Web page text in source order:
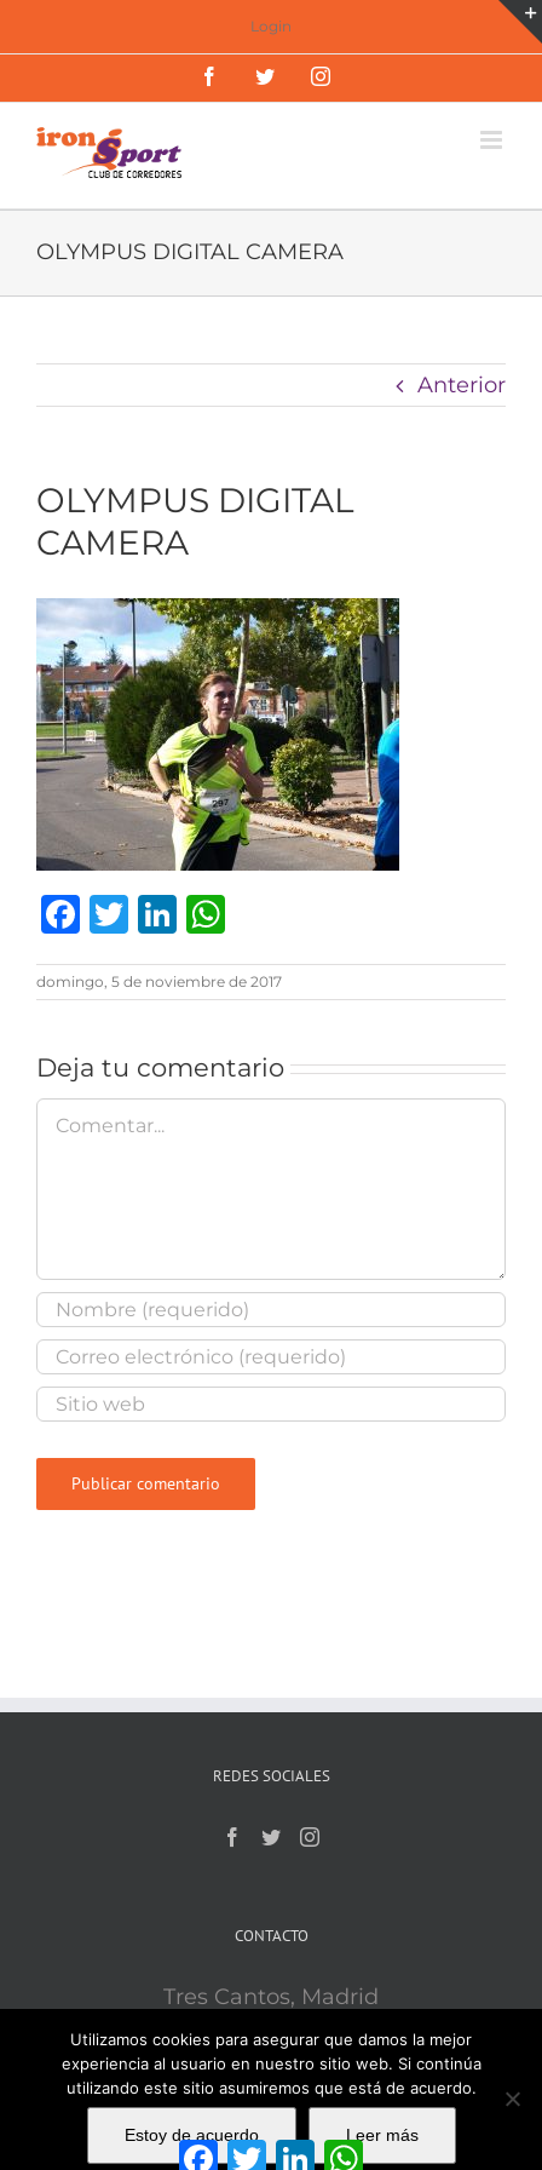
al
Login
FacebookTwitterInstagram
OLYMPUS DIGITAL CAMERA
Anterior
OLYMPUS DIGITAL
CAMERA
Facebook
TwitterLinkedIn
domingo, 5 de noviembre de 2017
Deja tu comentario
Comentar
REDES SOCIALES
CONTACTO
Tres Cantos, Madrid
Mobile: 609121715
Email:ironsport3c@gmail.com
Facebook
TwitterLinkedIn
WhatsApp
Utilizamos cookies para asegurar que damos la mejor
experiencia al usuario en nuestro sitio web. Si continúa
utilizando este sitio asumiremos que está de acuerdo.
Estoy de acuerdo Leer más